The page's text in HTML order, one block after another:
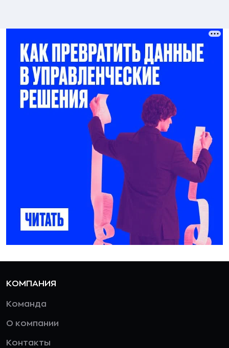
КОМПАНИЯ
Команда
О компании
Контакты